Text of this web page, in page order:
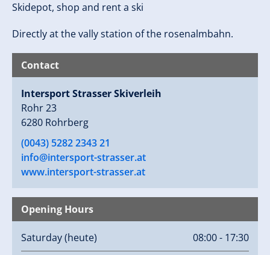
Skidepot, shop and rent a ski
Directly at the vally station of the rosenalmbahn.
Contact
Intersport Strasser Skiverleih
Rohr 23
6280 Rohrberg
(0043) 5282 2343 21
info@intersport-strasser.at
www.intersport-strasser.at
Opening Hours
Saturday(heute) 08:00 - 17:30